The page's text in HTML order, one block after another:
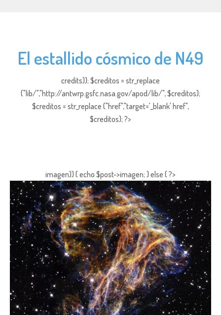
El estallido cósmico de N49
credits)); $creditos = str_replace
("lib/","http://antwrp.gsfc.nasa.gov/apod/lib/", $creditos);
$creditos = str_replace ("href","target='_blank' href",
$creditos); ?>
imagen)) { echo $post->imagen; } else { ?>